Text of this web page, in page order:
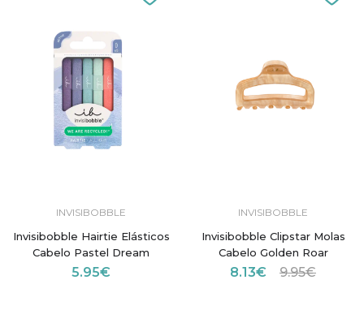
INVISIBOBBLE
Invisibobble Hairtie Elásticos
Cabelo Pastel Dream
5.95€
INVISIBOBBLE
Invisibobble Clipstar Molas
Cabelo Golden Roar
8.13€ 9.95€